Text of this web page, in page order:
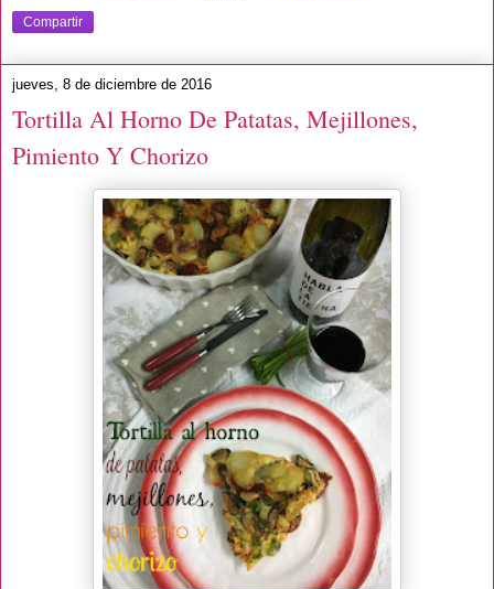
Compartir
jueves, 8 de diciembre de 2016
Tortilla Al Horno De Patatas, Mejillones,
Pimiento Y Chorizo